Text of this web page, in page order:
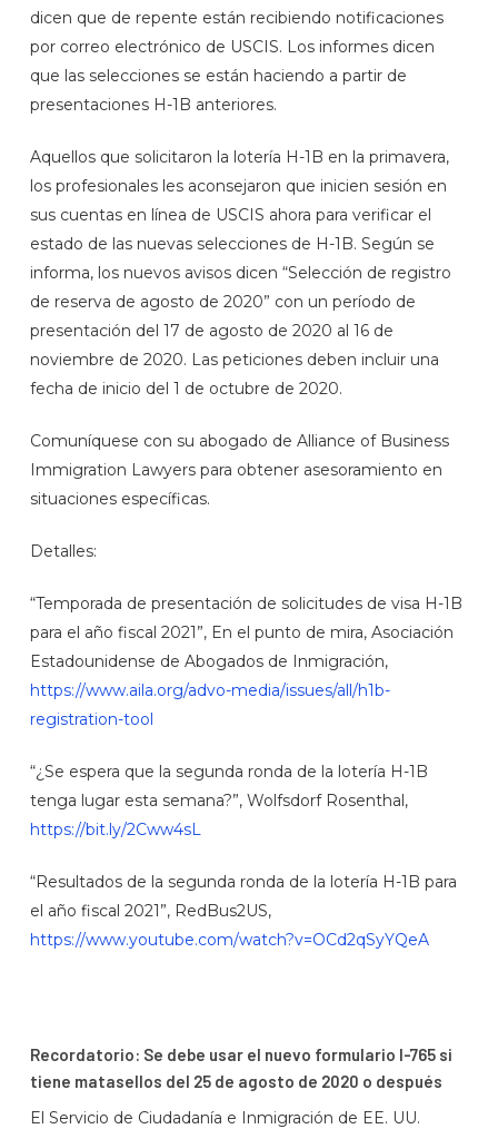
dicen que de repente están recibiendo notificaciones
por correo electrónico de USCIS. Los informes dicen
que las selecciones se están haciendo a partir de
presentaciones H-1B anteriores.
Aquellos que solicitaron la lotería H-1B en la primavera,
los profesionales les aconsejaron que inicien sesión en
sus cuentas en línea de USCIS ahora para verificar el
estado de las nuevas selecciones de H-1B. Según se
informa, los nuevos avisos dicen “Selección de registro
de reserva de agosto de 2020” con un período de
presentación del 17 de agosto de 2020 al 16 de
noviembre de 2020. Las peticiones deben incluir una
fecha de inicio del 1 de octubre de 2020.
Comuníquese con su abogado de Alliance of Business
Immigration Lawyers para obtener asesoramiento en
situaciones específicas.
Detalles:
“Temporada de presentación de solicitudes de visa H-1B
para el año fiscal 2021”, En el punto de mira, Asociación
Estadounidense de Abogados de Inmigración,
https://www.aila.org/advo-media/issues/all/h1b-
registration-tool
“¿Se espera que la segunda ronda de la lotería H-1B
tenga lugar esta semana?”, Wolfsdorf Rosenthal,
https://bit.ly/2Cww4sL
“Resultados de la segunda ronda de la lotería H-1B para
el año fiscal 2021”, RedBus2US,
https://www.youtube.com/watch?v=OCd2qSyYQeA
Recordatorio: Se debe usar el nuevo formulario I-765 si
tiene matasellos del 25 de agosto de 2020 o después
El Servicio de Ciudadanía e Inmigración de EE. UU.